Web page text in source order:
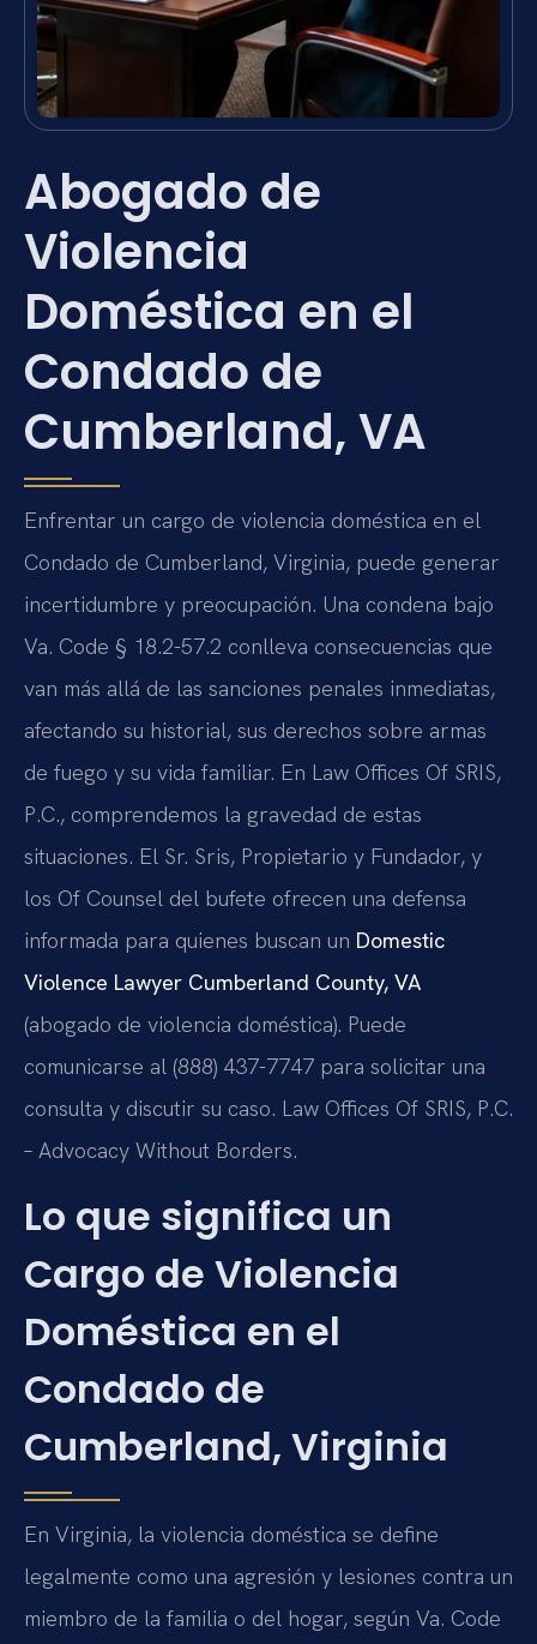
Abogado de
Violencia
Doméstica en el
Condado de
Cumberland, VA
Enfrentar un cargo de violencia doméstica en el
Condado de Cumberland, Virginia, puede generar
incertidumbre y preocupación. Una condena bajo
Va. Code § 18.2-57.2 conlleva consecuencias que
van más allá de las sanciones penales inmediatas,
afectando su historial, sus derechos sobre armas
de fuego y su vida familiar. En Law Offices Of SRIS,
P.C., comprendemos la gravedad de estas
situaciones. El Sr. Sris, Propietario y Fundador, y
los Of Counsel del bufete ofrecen una defensa
informada para quienes buscan un Domestic
Violence Lawyer Cumberland County, VA
(abogado de violencia doméstica). Puede
comunicarse al (888) 437-7747 para solicitar una
consulta y discutir su caso. Law Offices Of SRIS, P.C.
– Advocacy Without Borders.
Lo que significa un
Cargo de Violencia
Doméstica en el
Condado de
Cumberland, Virginia
En Virginia, la violencia doméstica se define
legalmente como una agresión y lesiones contra un
miembro de la familia o del hogar, según Va. Code